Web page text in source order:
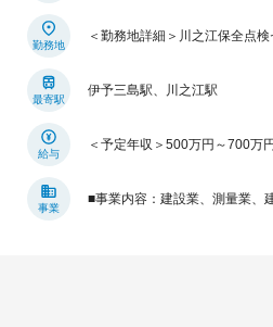
勤務地
＜勤務地詳細＞川之江保全点
最寄駅
伊予三島駅、川之江駅
給与
＜予定年収＞500万円～700万
事業
■事業内容：建設業、測量業、